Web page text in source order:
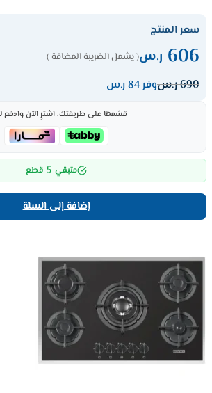
سعر المنتج
606 ر.س( يشمل الضريبة المضافة )
690ر.سوفر 84 ر.س
قسّمها على طريقتك، اشترِ الآن وادفع
متبقي 5 قطع
إضافة إلى السلة